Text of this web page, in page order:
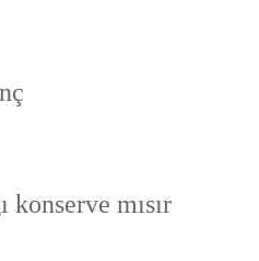
konserve mısır